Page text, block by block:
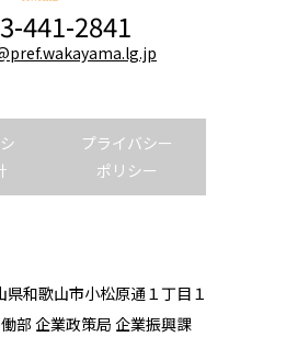
441-2841
プライバシー
ポリシー
和歌山市小松原通１丁目１
部 企業政策局 企業振興課